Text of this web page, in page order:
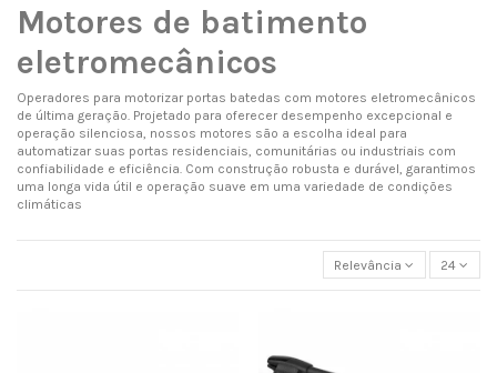
Motores de batimento
eletromecânicos
Operadores para motorizar portas batedas com motores eletromecânicos
de última geração. Projetado para oferecer desempenho excepcional e
operação silenciosa, nossos motores são a escolha ideal para
automatizar suas portas residenciais, comunitárias ou industriais com
confiabilidade e eficiência. Com construção robusta e durável, garantimos
uma longa vida útil e operação suave em uma variedade de condições
climáticas
Relevância 24